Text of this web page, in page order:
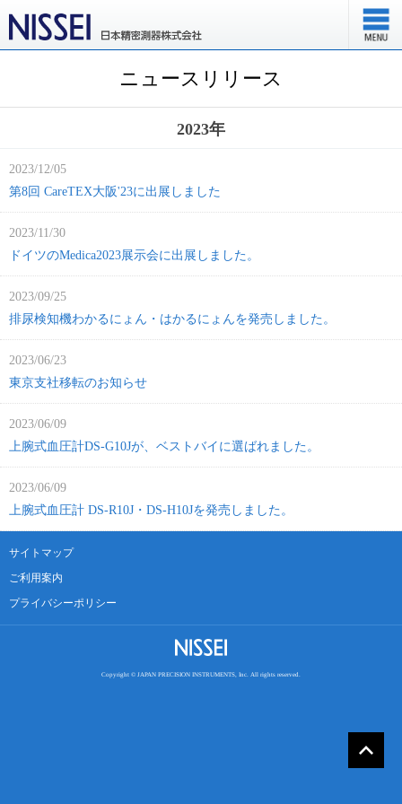
ニュースリリース
2023年
2023/12/05
第8回 CareTEX大阪'23に出展しました
2023/11/30
ドイツのMedica2023展示会に出展しました。
2023/09/25
排尿検知機わかるにょん・はかるにょんを発売しました。
2023/06/23
東京支社移転のお知らせ
2023/06/09
上腕式血圧計DS-G10Jが、ベストバイに選ばれました。
2023/06/09
上腕式血圧計 DS-R10J・DS-H10Jを発売しました。
サイトマップ
ご利用案内
プライバシーポリシー
Copyright © JAPAN PRECISION INSTRUMENTS, Inc. All rights reserved.